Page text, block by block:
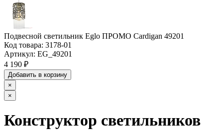
Подвесной светильник Eglo ПРОМО Cardigan 49201
Код товара: 3178-01
Артикул: EG_49201
4 190 ₽
Добавить в корзину
×
×
Конструктор светильников